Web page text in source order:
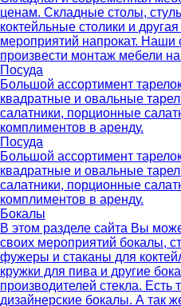
ценам. Складные столы,
коктейльные столики и
мероприятий напрокат. Наши
произвести монтаж мебели
Посуда
Большой ассортимент
квадратные и овальные
салатники, порционные
комплиментов в аренду.
Посуда
Большой ассортимент
квадратные и овальные
салатники, порционные
комплиментов в аренду.
Бокалы
В этом разделе сайта Вы
своих мероприятий бокалы,
фужеры и стаканы для
кружки для пива и другие
производителей стекла. Есть
дизайнерские бокалы. А так